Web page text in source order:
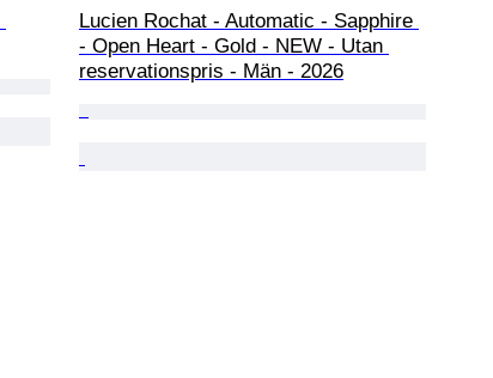
Lucien Rochat - Automatic - Sapphire
- Open Heart - Gold - NEW - Utan
reservationspris - Män - 2026